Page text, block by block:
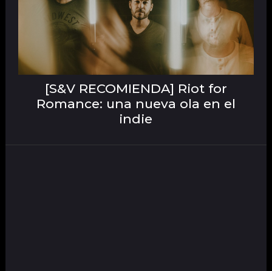
[S&V RECOMIENDA] Riot for
Romance: una nueva ola en el
indie